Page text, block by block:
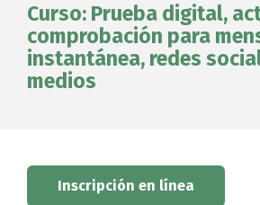
Curso: Prueba digital,
comprobación para
instantánea, redes
medios
Inscripción en línea